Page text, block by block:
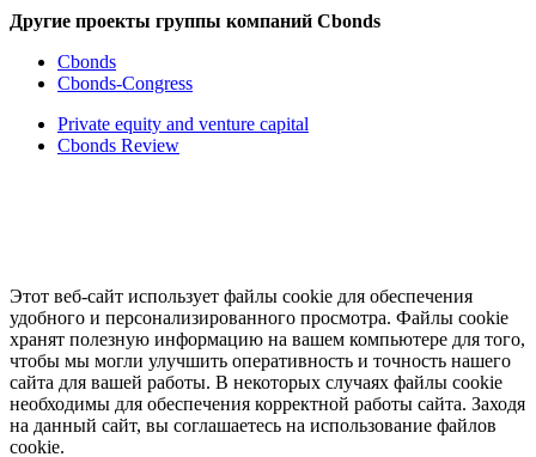
Другие проекты группы компаний Cbonds
Cbonds
Cbonds-Congress
Private equity and venture capital
Cbonds Review
Этот веб-сайт использует файлы cookie для обеспечения
удобного и персонализированного просмотра. Файлы cookie
хранят полезную информацию на вашем компьютере для того,
чтобы мы могли улучшить оперативность и точность нашего
сайта для вашей работы. В некоторых случаях файлы cookie
необходимы для обеспечения корректной работы сайта. Заходя
на данный сайт, вы соглашаетесь на использование файлов
cookie.